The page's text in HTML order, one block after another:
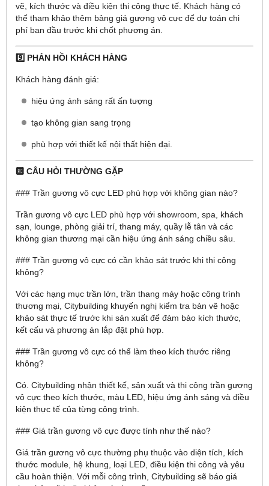
vẽ, kích thước và điều kiện thi công thực tế. Khách hàng có
thể tham khảo thêm bảng giá gương vô cực để dự toán chi
phí ban đầu trước khi chốt phương án.
9️⃣ PHẢN HỒI KHÁCH HÀNG
Khách hàng đánh giá:
hiệu ứng ánh sáng rất ấn tượng
tạo không gian sang trọng
phù hợp với thiết kế nội thất hiện đại.
🔟 CÂU HỎI THƯỜNG GẶP
### Trần gương vô cực LED phù hợp với không gian nào?
Trần gương vô cực LED phù hợp với showroom, spa, khách
sạn, lounge, phòng giải trí, thang máy, quầy lễ tân và các
không gian thương mại cần hiệu ứng ánh sáng chiều sâu.
### Trần gương vô cực có cần khảo sát trước khi thi công
không?
Với các hạng mục trần lớn, trần thang máy hoặc công trình
thương mại, Citybuilding khuyến nghị kiểm tra bản vẽ hoặc
khảo sát thực tế trước khi sản xuất để đảm bảo kích thước,
kết cấu và phương án lắp đặt phù hợp.
### Trần gương vô cực có thể làm theo kích thước riêng
không?
Có. Citybuilding nhận thiết kế, sản xuất và thi công trần gương
vô cực theo kích thước, màu LED, hiệu ứng ánh sáng và điều
kiện thực tế của từng công trình.
### Giá trần gương vô cực được tính như thế nào?
Giá trần gương vô cực thường phụ thuộc vào diện tích, kích
thước module, hệ khung, loại LED, điều kiện thi công và yêu
cầu hoàn thiện. Với mỗi công trình, Citybuilding sẽ báo giá